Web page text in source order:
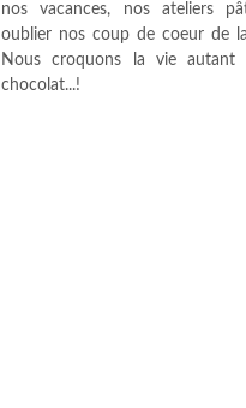
nos vacances, nos ateliers
oublier nos coup de coeur de
Nous croquons la vie autant
chocolat...!